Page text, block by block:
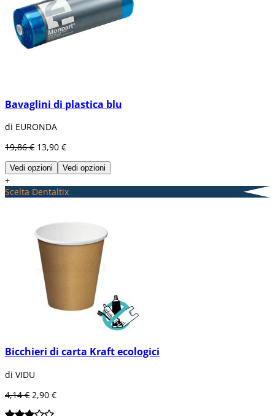
Bavaglini di plastica blu
di EURONDA
19,86 € 13,90 €
Vedi opzioni Vedi opzioni
+
Scelta Dentaltix
Bicchieri di carta Kraft ecologici
di VIDU
4,14 € 2,90 €